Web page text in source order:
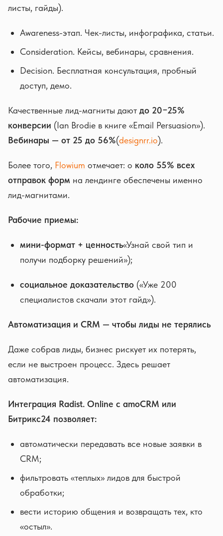
листы, гайды).
Awareness-этап. Чек-листы, инфографика, статьи.
Consideration. Кейсы, вебинары, сравнения.
Decision. Бесплатная консультация, пробный
доступ, демо.
Качественные лид-магниты дают до 20−25%
конверсии (Ian Brodie в книге «Email Persuasion»).
Вебинары — от 25 до 56%(designrr.io).
Более того, Flowium отмечает: о коло 55% всех
отправок форм на лендинге обеспечены именно
лид-магнитами.
Рабочие приемы:
мини-формат + ценность«Узнай свой тип и
получи подборку решений»);
социальное доказательство («Уже 200
специалистов скачали этот гайд»).
Автоматизация и CRM — чтобы лиды не терялись
Даже собрав лиды, бизнес рискует их потерять,
если не выстроен процесс. Здесь решает
автоматизация.
Интеграция Radist. Online с amoCRM или
Битрикс24 позволяет:
автоматически передавать все новые заявки в
CRM;
фильтровать «теплых» лидов для быстрой
обработки;
вести историю общения и возвращать тех, кто
«остыл».